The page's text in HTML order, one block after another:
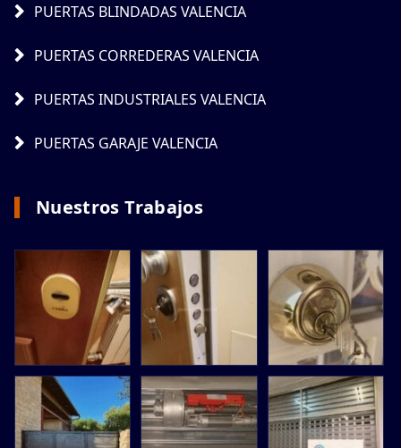
PUERTAS BLINDADAS VALENCIA
PUERTAS CORREDERAS VALENCIA
PUERTAS INDUSTRIALES VALENCIA
PUERTAS GARAJE VALENCIA
Nuestros Trabajos